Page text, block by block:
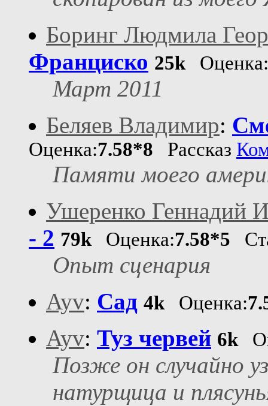
Боринг Людмила
Франциско 25kОценка:
Март 2011
Беляев Владимир:
Оценка:7.58*8 Рассказ
Памяти моего
Ушеренко Геннадий
- 2 79kОценка:7.58*5
Опыт сценария
Ayv: Сад 4kОценка:
Ayv: Туз червей 6k
Позже он случайно
натурщица и